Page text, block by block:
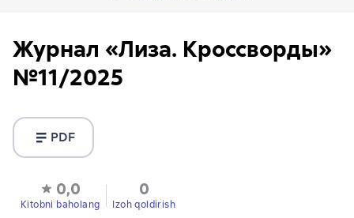
Журнал «Лиза. Кроссворды»
№11/2025
PDF
0,0
Kitobni baholang
0
Izoh qoldirish